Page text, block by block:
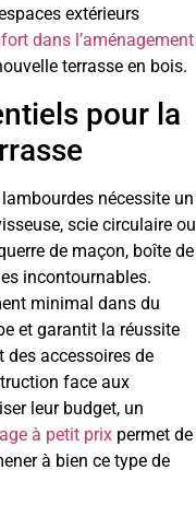
extérieurs
dans l’aménagement
terrasse en bois.
pour la
nécessite un
scie circulaire ou
de maçon, boîte de
incontournables.
minimal dans du
et garantit la réussite
des accessoires de
face aux
leur budget, un
à petit prix permet de
à bien ce type de